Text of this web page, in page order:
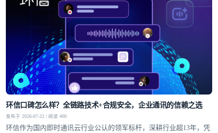
环信口碑怎么样？全链路技术+合规安全，企业通讯的信赖之选
发布于 2026-07-22 | 阅读 400
环信作为国内即时通讯云行业公认的领军标杆，深耕行业超13年，凭